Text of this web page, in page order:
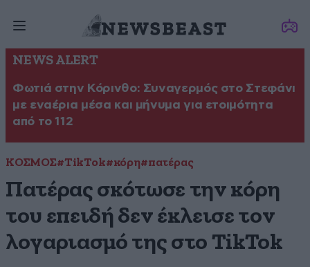
NEWS ALERT
Φωτιά στην Κόρινθο: Συναγερμός στο Στεφάνι
με εναέρια μέσα και μήνυμα για ετοιμότητα
από το 112
ΚΟΣΜΟΣ#TikTok#κόρη#πατέρας
Πατέρας σκότωσε την κόρη
του επειδή δεν έκλεισε τον
λογαριασμό της στο TikTok